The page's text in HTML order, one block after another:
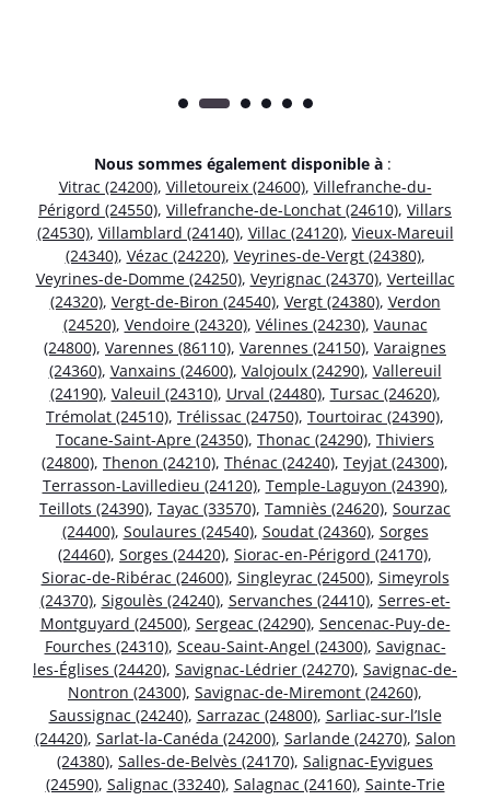
Nous sommes également disponible à :
Vitrac (24200), Villetoureix (24600), Villefranche-du-
Périgord (24550), Villefranche-de-Lonchat (24610), Villars
(24530), Villamblard (24140), Villac (24120), Vieux-Mareuil
(24340), Vézac (24220), Veyrines-de-Vergt (24380),
Veyrines-de-Domme (24250), Veyrignac (24370), Verteillac
(24320), Vergt-de-Biron (24540), Vergt (24380), Verdon
(24520), Vendoire (24320), Vélines (24230), Vaunac
(24800), Varennes (86110), Varennes (24150), Varaignes
(24360), Vanxains (24600), Valojoulx (24290), Vallereuil
(24190), Valeuil (24310), Urval (24480), Tursac (24620),
Trémolat (24510), Trélissac (24750), Tourtoirac (24390),
Tocane-Saint-Apre (24350), Thonac (24290), Thiviers
(24800), Thenon (24210), Thénac (24240), Teyjat (24300),
Terrasson-Lavilledieu (24120), Temple-Laguyon (24390),
Teillots (24390), Tayac (33570), Tamniès (24620), Sourzac
(24400), Soulaures (24540), Soudat (24360), Sorges
(24460), Sorges (24420), Siorac-en-Périgord (24170),
Siorac-de-Ribérac (24600), Singleyrac (24500), Simeyrols
(24370), Sigoulès (24240), Servanches (24410), Serres-et-
Montguyard (24500), Sergeac (24290), Sencenac-Puy-de-
Fourches (24310), Sceau-Saint-Angel (24300), Savignac-
les-Églises (24420), Savignac-Lédrier (24270), Savignac-de-
Nontron (24300), Savignac-de-Miremont (24260),
Saussignac (24240), Sarrazac (24800), Sarliac-sur-l’Isle
(24420), Sarlat-la-Canéda (24200), Sarlande (24270), Salon
(24380), Salles-de-Belvès (24170), Salignac-Eyvigues
(24590), Salignac (33240), Salagnac (24160), Sainte-Trie